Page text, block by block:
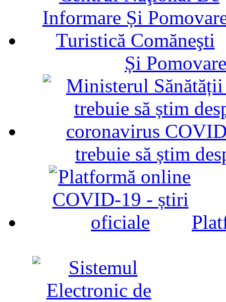
Și
trebuie să știm